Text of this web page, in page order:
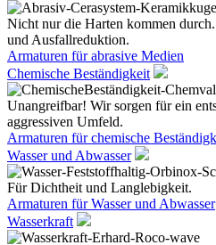
Nicht nur die Harten kommen
und Ausfallreduktion.
Armaturen für abrasive Medien
Chemische Beständigkeit
Unangreifbar! Wir sorgen für ein
aggressiven Umfeld.
Armaturen für chemische
Wasser und Abwasser
Für Dichtheit und Langlebigkeit.
Armaturen für Wasser und Abwasser
Wasserkraft